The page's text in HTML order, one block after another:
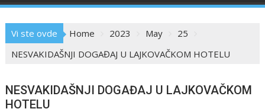
Vi ste ovde Home 2023 May
25
NESVAKIDAŠNJI DOGAĐAJ U LAJKOVAČKOM HOTELU
NESVAKIDAŠNJI DOGAĐAJ U LAJKOVAČKOM
HOTELU